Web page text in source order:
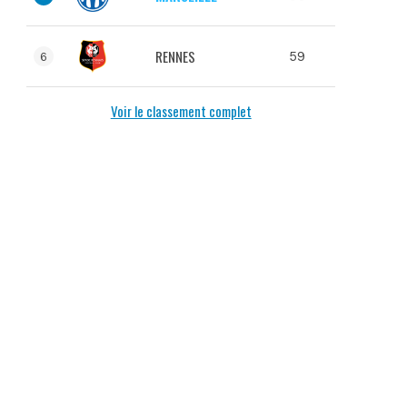
6 RENNES 59
Voir le classement complet